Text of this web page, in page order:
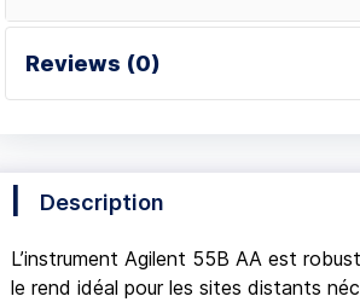
Reviews (0)
Description
L’instrument Agilent 55B AA est
le rend idéal pour les sites distants